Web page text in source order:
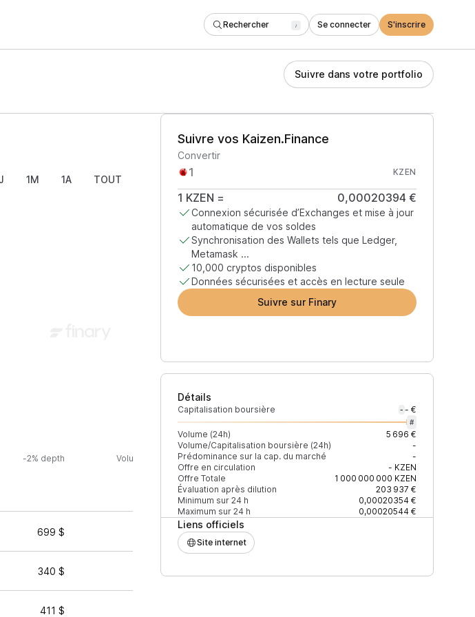
Rechercher / Se connecter S'inscrire
Suivre dans votre portfolio
1M 1A TOUT
Suivre vos Kaizen.Finance
Convertir
KZEN
1 KZEN = 0,00020394 €
Connexion sécurisée d’Exchanges et mise à jour
automatique de vos soldes
Synchronisation des Wallets tels que Ledger,
Metamask ...
10,000 cryptos disponibles
Données sécurisées et accès en lecture seule
Suivre sur Finary
Détails
Capitalisation boursière - - €
#
Volume (24h)
5 696 €
Volume/Capitalisation boursière (24h)
-
Prédominance sur la cap. du marché
-
Offre en circulation
- KZEN
Offre Totale
1 000 000 000 KZEN
Évaluation après dilution
203 937 €
Minimum sur 24 h
0,00020354 €
Maximum sur 24 h
0,00020544 €
Liens officiels
Site internet
-2% depth Volume (24h) % du volume Confiance Mis à jour
699 $ 81,59 %
340 $ 1 149 $
411 $